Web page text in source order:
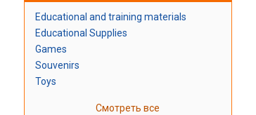
Educational and training materials
Educational Supplies
Games
Souvenirs
Toys
Смотреть все